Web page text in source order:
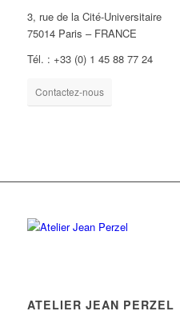
3, rue de la Cité-Universitaire
75014 Paris – FRANCE
Tél. : +33 (0) 1 45 88 77 24
Contactez-nous
ATELIER JEAN PERZEL